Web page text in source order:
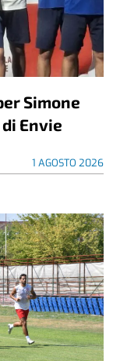
Simone
Envie
1 AGOSTO 2026